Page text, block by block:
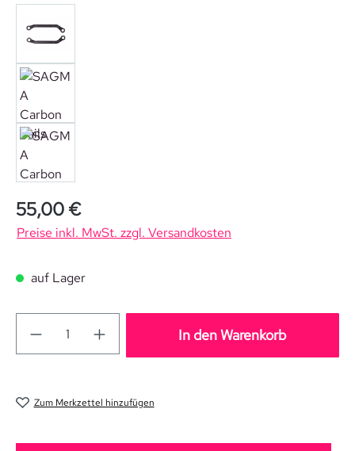
Regulärer Preis:
55,00 €
Preise inkl. MwSt. zzgl. Versandkosten
auf Lager
In den Warenkorb
Zum Merkzettel hinzufügen